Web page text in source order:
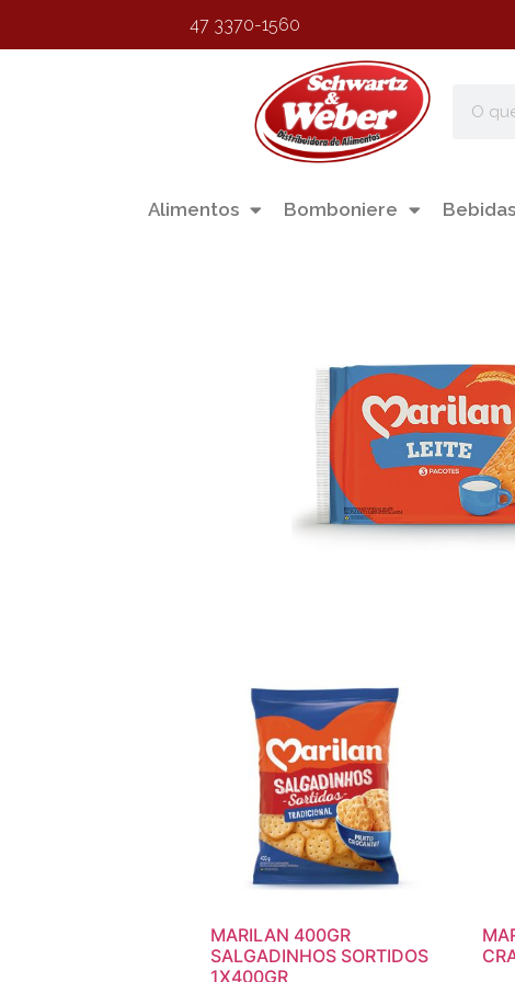
47 3370-1560
Alimentos Bomboniere Bebidas
MARILAN 400GR
SALGADINHOS SORTIDOS
1X400GR